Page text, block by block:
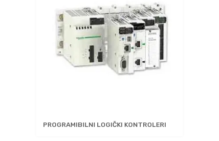
PROGRAMIBILNI LOGIČKI KONTROLERI